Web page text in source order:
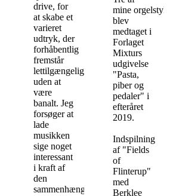
drive, for
at skabe et
varieret
udtryk, der
forhåbentlig
fremstår
lettilgængeligt
uden at
være
banalt. Jeg
forsøger at
lade
musikken
sige noget
interessant
i kraft af
den
sammenhæng
mine orgelstykker
blev
medtaget i
Forlaget
Mixturs
udgivelse
"Pasta,
piber og
pedaler" i
efteråret
2019.
Indspilning
af "Fields
of
Flinterup"
med
Berklee